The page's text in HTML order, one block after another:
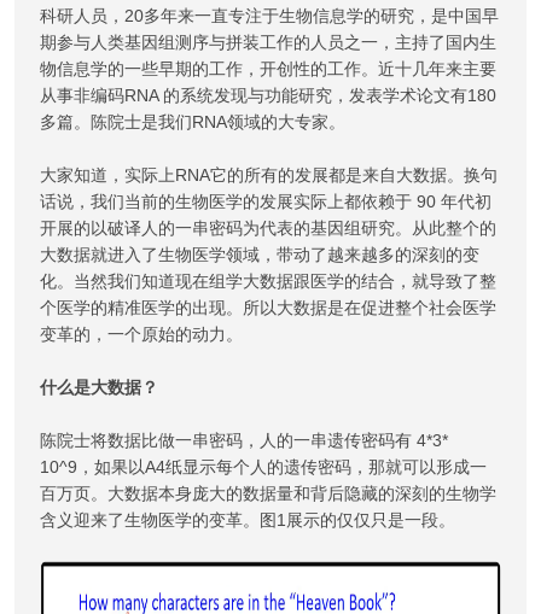
科研人员，20多年来一直专注于生物信息学的研究，是中国早
期参与人类基因组测序与拼装工作的人员之一，主持了国内生
物信息学的一些早期的工作，开创性的工作。近十几年来主要
从事非编码RNA 的系统发现与功能研究，发表学术论文有180
多篇。陈院士是我们RNA领域的大专家。
大家知道，实际上RNA它的所有的发展都是来自大数据。换句
话说，我们当前的生物医学的发展实际上都依赖于 90 年代初
开展的以破译人的一串密码为代表的基因组研究。从此整个的
大数据就进入了生物医学领域，带动了越来越多的深刻的变
化。当然我们知道现在组学大数据跟医学的结合，就导致了整
个医学的精准医学的出现。所以大数据是在促进整个社会医学
变革的，一个原始的动力。
什么是大数据？
陈院士将数据比做一串密码，人的一串遗传密码有 4*3*
10^9，如果以A4纸显示每个人的遗传密码，那就可以形成一
百万页。大数据本身庞大的数据量和背后隐藏的深刻的生物学
含义迎来了生物医学的变革。图1展示的仅仅只是一段。